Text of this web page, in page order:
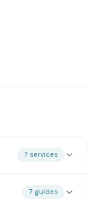
7 services
7 guides